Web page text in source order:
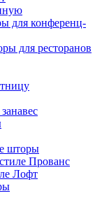
для конференц-
для ресторанов
шторы
Прованс
Лофт